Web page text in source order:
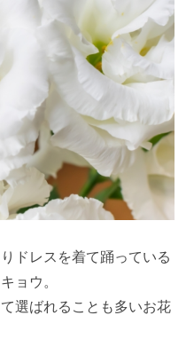
ドレスを着て踊っている
ョウ。
選ばれることも多いお花